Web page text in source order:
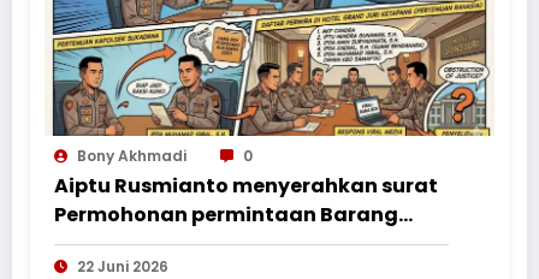
Bony Akhmadi 0
Aiptu Rusmianto menyerahkan surat
Permohonan permintaan Barang
Bukti ke Polres Kayong Utara
22 Juni 2026